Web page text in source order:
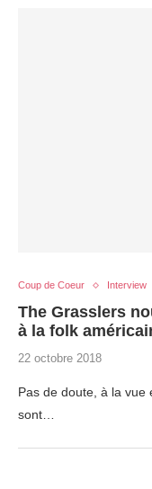
Coup de Coeur Interview
The Grasslers
à la folk
22 octobre 2018
Pas de doute, à la vue
sont…